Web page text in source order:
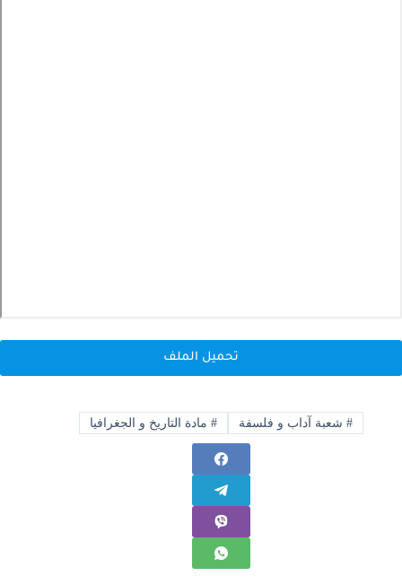
تحميل الملف
# شعبة آداب و فلسفة #مادة التاريخ و الجغرافيا